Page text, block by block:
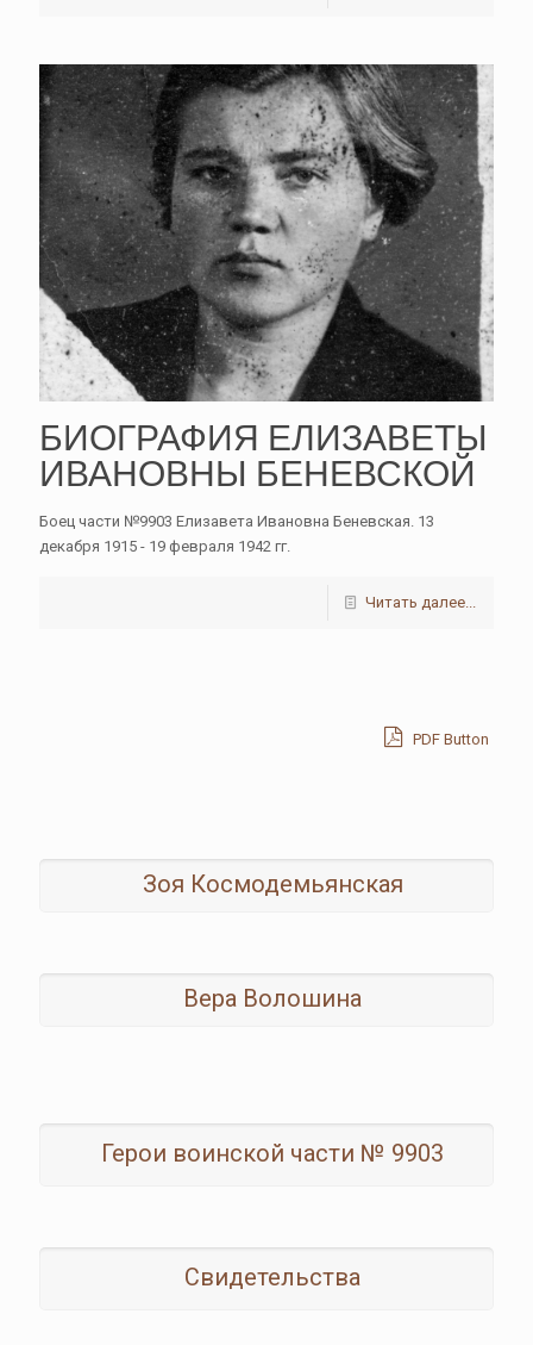
БИОГРАФИЯ ЕЛИЗАВЕТЫ
ИВАНОВНЫ БЕНЕВСКОЙ
Боец части №9903 Елизавета Ивановна Беневская. 13
декабря 1915 - 19 февраля 1942 гг.
Читать далее...
PDF Button
Зоя Космодемьянская
Вера Волошина
Герои воинской части № 9903
Свидетельства